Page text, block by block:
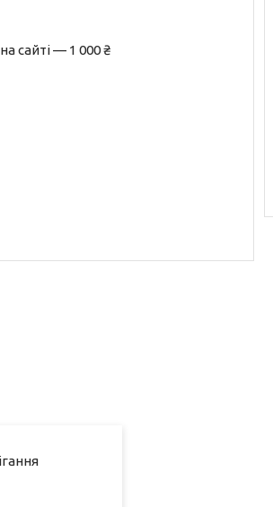
сайті — 1 000 ₴